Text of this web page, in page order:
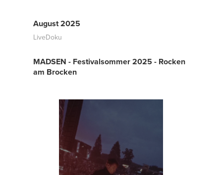
August 2025
LiveDoku
MADSEN - Festivalsommer 2025 - Rocken
am Brocken